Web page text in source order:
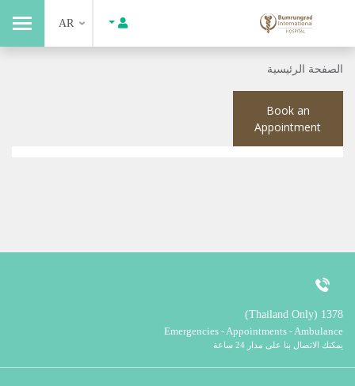
AR
الصفحة الرئيسية
Book an
Appointment
1378 (Thailand Only)
Emergencies - Appointments - Ambulance
يمكنك الاتصال بنا على مدار 24 ساعة